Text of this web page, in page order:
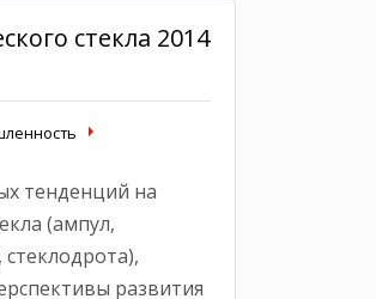
стекла 2014
тенденций на
(ампул,
развития